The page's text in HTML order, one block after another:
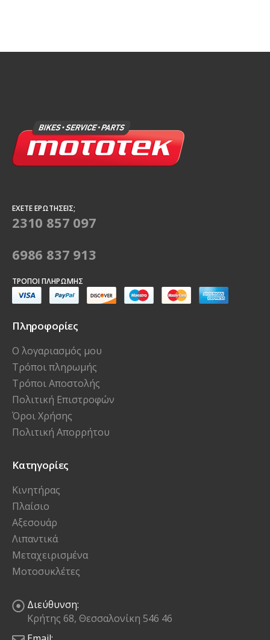
ΈΧΕΤΕ ΕΡΩΤΉΣΕΙΣ;
2310 857 097
6986 837 913
ΤΡΌΠΟΙ ΠΛΗΡΩΜΉΣ
Πληροφορίες
Ο λογαριασμός μου
Τρόποι πληρωμής
Τρόποι Αποστολής
Πολιτική Επιστροφών
Όροι Χρήσης
Πολιτική Απορρήτου
Κατηγορίες
Κινητήρας
Πλαίσιο
Αξεσουάρ
Λιπαντικά
Μεταχειρισμένα
Μοτοσυκλέτες
Διεύθυνση:
Κρήτης 68, Θεσσαλονίκη 546 46